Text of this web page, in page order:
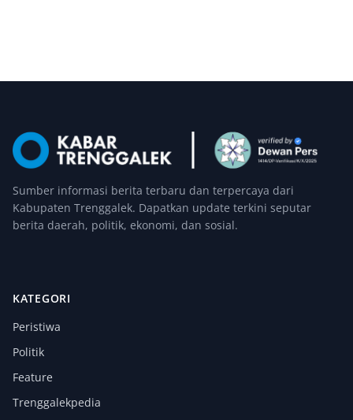
Sumber informasi berita terbaru dan terpercaya dari
Kabupaten Trenggalek. Dapatkan update terkini seputar
berita daerah, politik, ekonomi, dan sosial.
KATEGORI
Peristiwa
Politik
Feature
Trenggalekpedia